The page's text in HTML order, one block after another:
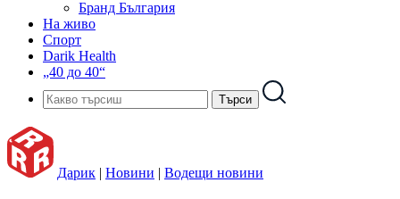
Бранд България
На живо
Спорт
Darik Health
„40 до 40“
Дарик | Новини | Водещи новини